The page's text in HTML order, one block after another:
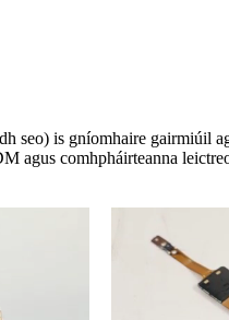
seo) is gníomhaire gairmiúil
agus comhpháirteanna